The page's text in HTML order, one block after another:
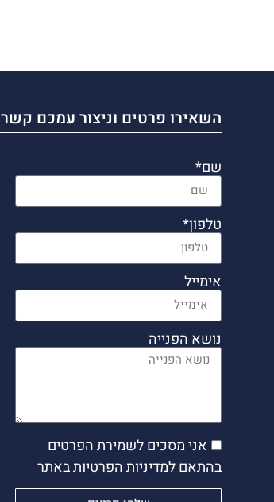
השאירו פרטים וניצור עמכם קשר
שם*
טלפון*
אימייל
נושא הפנייה
אני מסכים לשמירת הפרטים
בהתאם למדיניות הפרטיות באתר